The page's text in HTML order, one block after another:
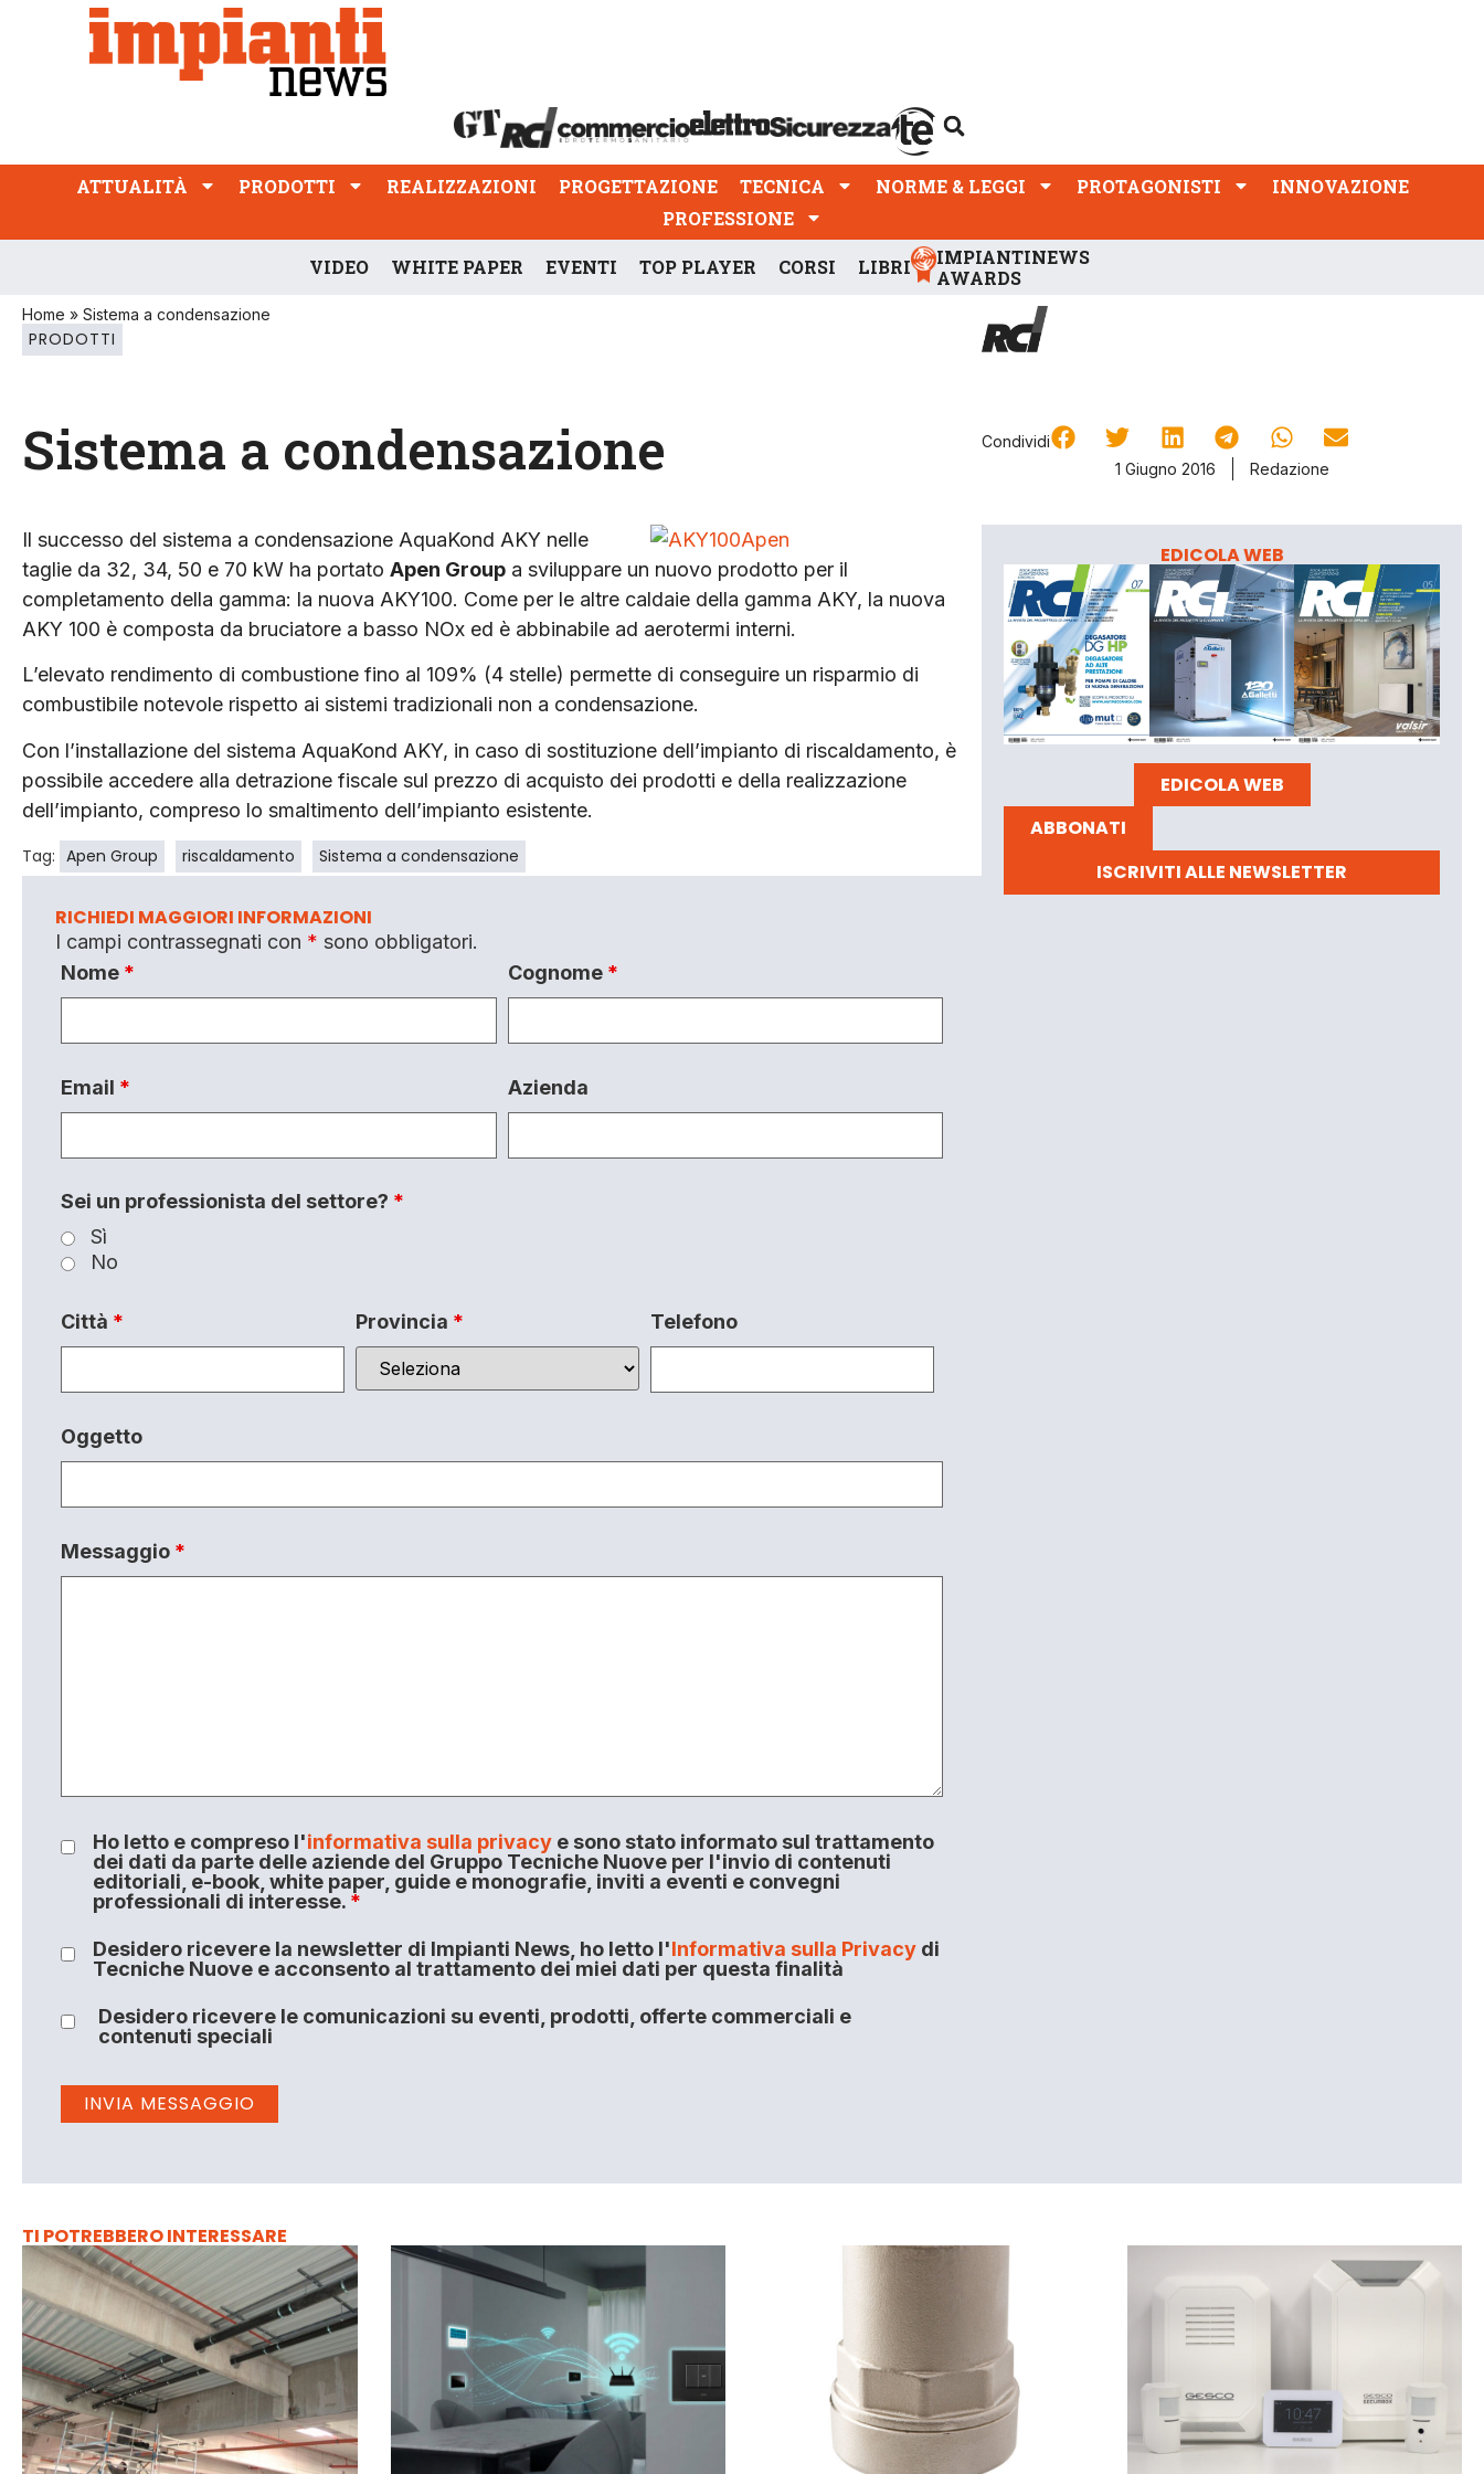
ATTUALITÀ PRODOTTI REALIZZAZIONI
PROFESSIONE
ATTUALITÀ PRODOTTI REALIZZAZIONI PROGETTAZIONE TECNICA NORME & LEGGI PROTAGONISTI
INNOVAZIONE
PROFESSIONE
VIDEO WHITE PAPER EVENTI TOP PLAYER CORSI LIBRI
IMPIANTINEWS
AWARDS
Home » Sistema a condensazione
PRODOTTI
Sistema a condensazione
Condividi
1 Giugno 2016
Redazione
Il successo del sistema a condensazione AquaKond AKY nelle
taglie da 32, 34, 50 e 70 kW ha portato Apen Group a sviluppare un nuovo prodotto per il
completamento della gamma: la nuova AKY100. Come per le altre caldaie della gamma AKY, la nuova
AKY 100 è composta da bruciatore a basso NOx ed è abbinabile ad aerotermi interni.
L’elevato rendimento di combustione fino al 109% (4 stelle) permette di conseguire un risparmio di
combustibile notevole rispetto ai sistemi tradizionali non a condensazione.
Con l’installazione del sistema AquaKond AKY, in caso di sostituzione dell’impianto di riscaldamento, è
possibile accedere alla detrazione fiscale sul prezzo di acquisto dei prodotti e della realizzazione
dell’impianto, compreso lo smaltimento dell’impianto esistente.
Tag: Apen Group riscaldamento Sistema a condensazione
RICHIEDI MAGGIORI INFORMAZIONI
I campi contrassegnati con * sono obbligatori.
Nome * Cognome *
Email * Azienda
Sei un professionista del settore? *
Sì
No
Città * Provincia * Telefono
Oggetto
Messaggio *
Ho letto e compreso l'informativa sulla privacye sono stato informato sul trattamento
dei dati da parte delle aziende del Gruppo Tecniche Nuove per l'invio di contenuti
editoriali, e-book, white paper, guide e monografie, inviti a eventi e convegni
professionali di interesse. *
Desidero ricevere la newsletter di Impianti News, ho letto l'Informativa sulla Privacydi
Tecniche Nuove e acconsento al trattamento dei miei dati per questa finalità
Desidero ricevere le comunicazioni su eventi, prodotti, offerte commerciali e
contenuti speciali
EDICOLA WEB
EDICOLA WEB
ABBONATI
ISCRIVITI ALLE NEWSLETTER
TI POTREBBERO INTERESSARE